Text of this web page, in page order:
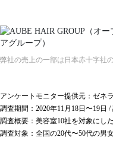
弊社の売上の一部は日本赤十字社
アンケートモニター提供元：ゼネ
調査期間：2020年11月18日〜19日
調査概要：美容室10社を対象にし
調査対象：全国の20代〜50代の男